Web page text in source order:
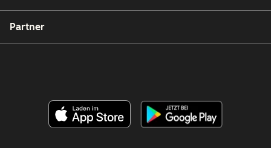
Partner